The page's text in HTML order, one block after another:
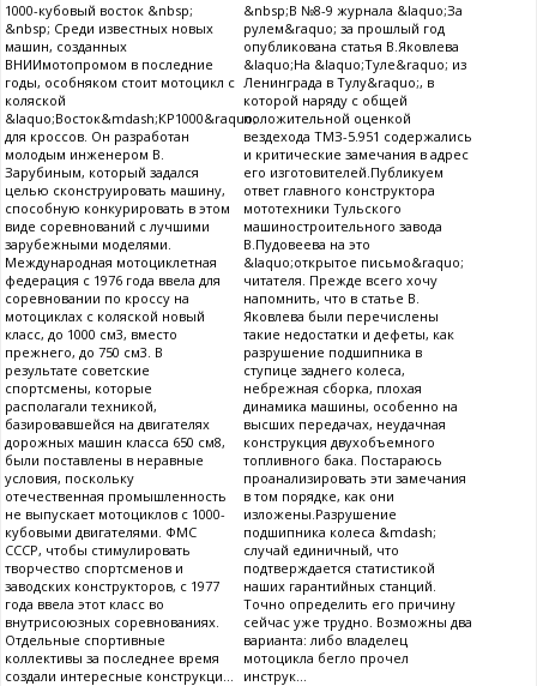
1000-кубовый восток &nbsp;
&nbsp; Среди известных новых
машин, созданных
ВНИИмотопромом в последние
годы, особняком стоит мотоцикл с
коляской
&laquo;Восток&mdash;КР1000&raquo;
для кроссов. Он разработан
молодым инженером В.
Зарубиным, который задался
целью сконструировать машину,
способную конкурировать в этом
виде соревнований с лучшими
зарубежными моделями.
Международная мотоциклетная
федерация с 1976 года ввела для
соревновании по кроссу на
мотоциклах с коляской новый
класс, до 1000 см3, вместо
прежнего, до 750 см3. В
результате советские
спортсмены, которые
располагали техникой,
базировавшейся на двигателях
дорожных машин класса 650 см8,
были поставлены в неравные
условия, поскольку
отечественная промышленность
не выпускает мотоциклов с 1000-
кубовыми двигателями. ФМС
СССР, чтобы стимулировать
творчество спортсменов и
заводских конструкторов, с 1977
года ввела этот класс во
внутрисоюзных соревнованиях.
Отдельные спортивные
коллективы за последнее время
создали интересные конструкци...
&nbsp;В №8-9 журнала &laquo;За
рулем&raquo; за прошлый год
опубликована статья В.Яковлева
&laquo;На &laquo;Туле&raquo; из
Ленинграда в Тулу&raquo;, в
которой наряду с общей
положительной оценкой
вездехода ТМЗ-5.951 содержались
и критические замечания в адрес
его изготовителей.Публикуем
ответ главного конструктора
мототехники Тульского
машиностроительного завода
В.Пудовеева на это
&laquo;открытое письмо&raquo;
читателя. Прежде всего хочу
напомнить, что в статье В.
Яковлева были перечислены
такие недостатки и дефеты, как
разрушение подшипника в
ступице заднего колеса,
небрежная сборка, плохая
динамика машины, особенно на
высших передачах, неудачная
конструкция двухобъемного
топливного бака. Постараюсь
проанализировать эти замечания
в том порядке, как они
изложены.Разрушение
подшипника колеса &mdash;
случай единичный, что
подтверждается статистикой
наших гарантийных станций.
Точно определить его причину
сейчас уже трудно. Возможны два
варианта: либо владелец
мотоцикла бегло прочел
инструк...